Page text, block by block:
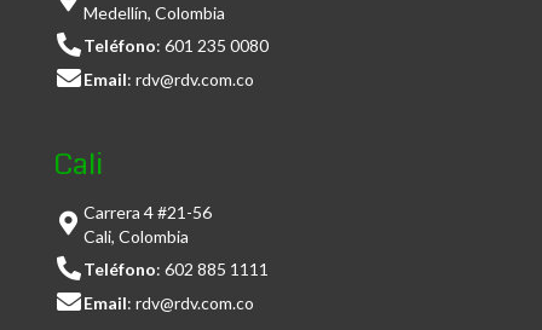
Medellín, Colombia
Teléfono: 601 235 0080
Email: rdv@rdv.com.co
Cali
Carrera 4 #21-56
Cali, Colombia
Teléfono: 602 885 1111
Email: rdv@rdv.com.co